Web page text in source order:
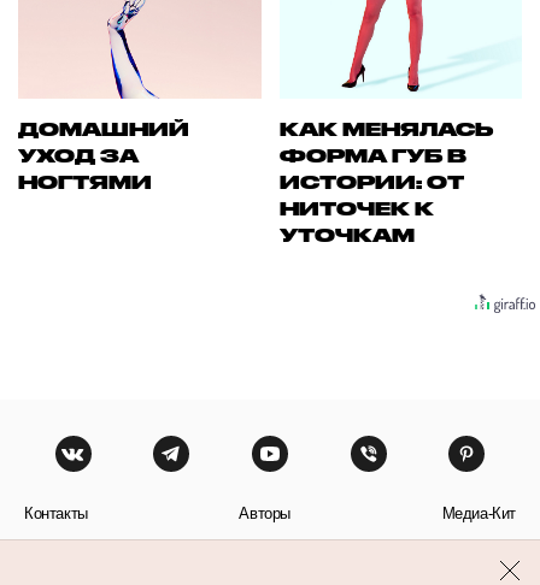
ДОМАШНИЙ
УХОД ЗА
НОГТЯМИ
КАК МЕНЯЛАСЬ
ФОРМА ГУБ В
ИСТОРИИ: ОТ
НИТОЧЕК К
УТОЧКАМ
Контакты Авторы Медиа-Кит